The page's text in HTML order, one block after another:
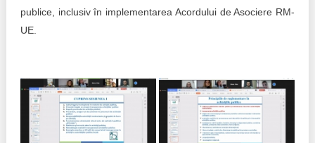
publice, inclusiv în implementarea Acordului de Asociere RM-
UE.